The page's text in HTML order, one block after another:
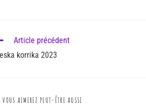
Article précédent
korrika 2023
VOUS AIMEREZ PEUT-ÊTRE AUSSI